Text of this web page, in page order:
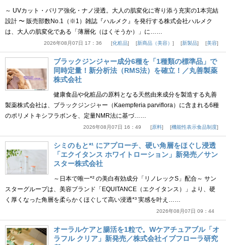
～ UVカット・バリア強化・ナノ浸透。大人の肌変化に寄り添う充実の1本完結
設計 〜 販売部数No.1（※1）雑誌『ハルメク』を発行する株式会社ハルメク
は、大人の肌変化である「薄層化（はくそうか）」に……
2026年08月07日 17：36 化粧品 新商品（美容） 新製品 美容
ブラックジンジャー成分6種を「1種類の標準品」で
同時定量！新分析法（RMS法）を確立！／丸善製薬
株式会社
健康食品や化粧品の原料となる天然由来成分を製造する丸善
製薬株式会社は、ブラックジンジャー（Kaempferia parviflora）に含まれる6種
のポリメトキシフラボンを、定量NMR法に基づ……
2026年08月07日 16：49 原料 機能性表示食品制度
シミのもと*¹ にアプローチ、硬い角層をほぐし浸透
「エクイタンス ホワイトローション」新発売／サン
スター株式会社
～日本で唯一*² の美白有効成分「リノレックS」配合～ サン
スターグループは、美容ブランド「EQUITANCE（エクイタンス）」より、硬
く厚くなった角層を柔らかくほぐして高い浸透*³ 実感を叶え……
2026年08月07日 09：44
オーラルケアと腸活を1粒で。Wケアチュアブル「オ
ラフル クリア」新発売／株式会社イブフローラ研究